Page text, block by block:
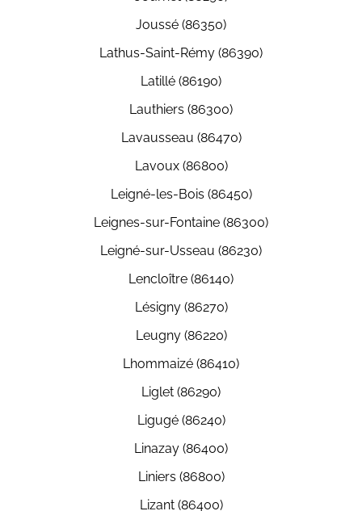
Joussé (86350)
Lathus-Saint-Rémy (86390)
Latillé (86190)
Lauthiers (86300)
Lavausseau (86470)
Lavoux (86800)
Leigné-les-Bois (86450)
Leignes-sur-Fontaine (86300)
Leigné-sur-Usseau (86230)
Lencloître (86140)
Lésigny (86270)
Leugny (86220)
Lhommaizé (86410)
Liglet (86290)
Ligugé (86240)
Linazay (86400)
Liniers (86800)
Lizant (86400)